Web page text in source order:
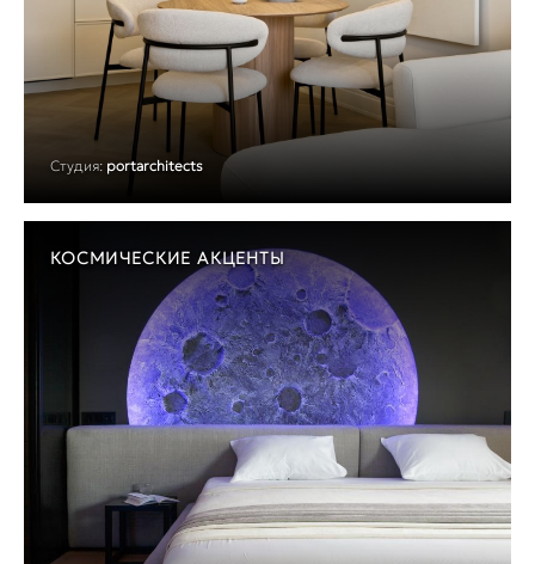
Студия: portarchitects
КОСМИЧЕСКИЕ АКЦЕНТЫ